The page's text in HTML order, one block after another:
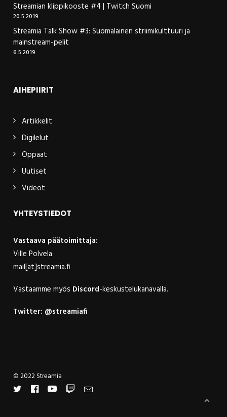
Streamian klippikooste #4 | Twitch Suomi
20.5.2019
Streamia Talk Show #3: Suomalainen striimikulttuuri ja
mainstream-pelit
6.5.2019
AIHEPIIRIT
Artikkelit
Digilelut
Oppaat
Uutiset
Videot
YHTEYSTIEDOT
Vastaava päätoimittaja:
Ville Polvela
mail[at]streamia.fi
Vastaamme myös Discord-keskustelukanavalla.
Twitter: @streamiafi
© 2022 Streamia